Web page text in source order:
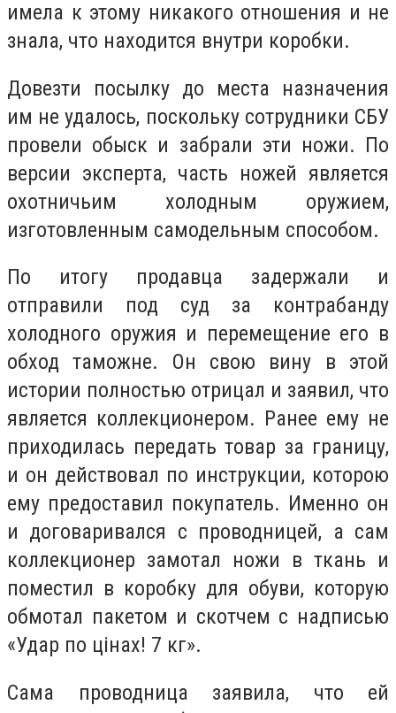
имела к этому никакого отношения и не
знала, что находится внутри коробки.
Довезти посылку до места назначения
им не удалось, поскольку сотрудники СБУ
провели обыск и забрали эти ножи. По
версии эксперта, часть ножей является
охотничьим холодным оружием,
изготовленным самодельным способом.
По итогу продавца задержали и
отправили под суд за контрабанду
холодного оружия и перемещение его в
обход таможне. Он свою вину в этой
истории полностью отрицал и заявил, что
является коллекционером. Ранее ему не
приходилась передать товар за границу,
и он действовал по инструкции, которою
ему предоставил покупатель. Именно он
и договаривался с проводницей, а сам
коллекционер замотал ножи в ткань и
поместил в коробку для обуви, которую
обмотал пакетом и скотчем с надписью
«Удар по цінах! 7 кг».
Сама проводница заявила, что ей